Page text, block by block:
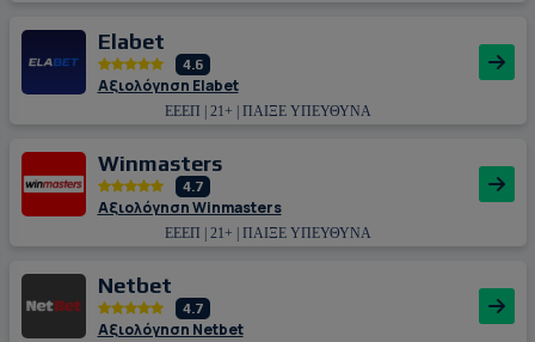
Εlabet
4.6
Αξιολόγηση Εlabet
ΕΕΕΠ | 21+ | ΠΑΙΞΕ ΥΠΕΥΘΥΝΑ
Winmasters
4.7
Αξιολόγηση Winmasters
ΕΕΕΠ | 21+ | ΠΑΙΞΕ ΥΠΕΥΘΥΝΑ
Netbet
4.7
Αξιολόγηση Netbet